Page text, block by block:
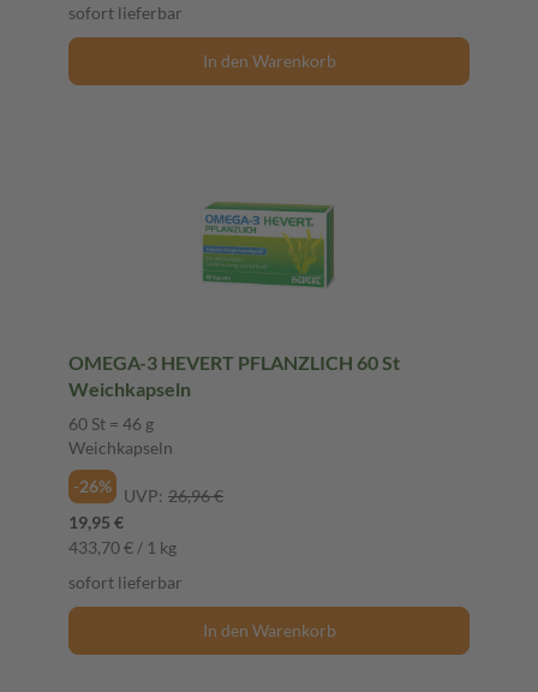
sofort lieferbar
In den Warenkorb
OMEGA-3 HEVERT PFLANZLICH 60 St
Weichkapseln
60 St = 46 g
Weichkapseln
-26%
UVP: 26,96 €
19,95 €
433,70 € / 1 kg
sofort lieferbar
In den Warenkorb